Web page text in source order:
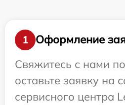
1
Оформление
Свяжитесь с нами
оставьте заявку на
сервисного центра